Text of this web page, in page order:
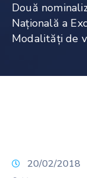
Două
Națională a
Modalități de
20/02/2018